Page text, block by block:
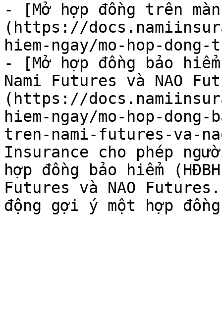
- [Mở hợp đồng trên
(https://
hiem-ngay/mo-hop-dong-
- [Mở hợp đồng bảo
Nami Futures và NAO
(https://
hiem-ngay/mo-hop-
tren-nami-futures-va-
Insurance cho phép
hợp đồng bảo hiểm
Futures và NAO